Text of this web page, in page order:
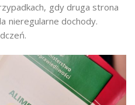
gdy druga strona
nieregularne dochody.